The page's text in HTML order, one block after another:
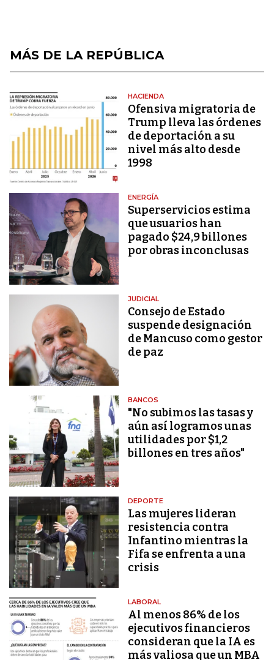
MÁS DE LA REPÚBLICA
HACIENDA
Ofensiva migratoria de
Trump lleva las órdenes
de deportación a su
nivel más alto desde
1998
ENERGÍA
Superservicios estima
que usuarios han
pagado $24,9 billones
por obras inconclusas
JUDICIAL
Consejo de Estado
suspende designación
de Mancuso como gestor
de paz
BANCOS
"No subimos las tasas y
aún así logramos unas
utilidades por $1,2
billones en tres años"
DEPORTE
Las mujeres lideran
resistencia contra
Infantino mientras la
Fifa se enfrenta a una
crisis
LABORAL
Al menos 86% de los
ejecutivos financieros
consideran que la IA es
más valiosa que un MBA